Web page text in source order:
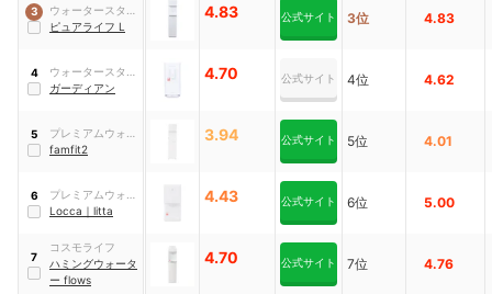
3
ウォータースタン
ド
ピュアライフ L
4.83 公式サイト 3位 4.83
4
ウォータースタン
ド
ガーディアン
4.70 公式サイト 4位 4.62
5
プレミアムウォー
ター
famfit2
3.94 公式サイト 5位 4.01
6
プレミアムウォー
ター
Locca ｜ litta
4.43 公式サイト 6位 5.00
7
コスモライフ
ハミングウォータ
ー flows
4.70 公式サイト 7位 4.76